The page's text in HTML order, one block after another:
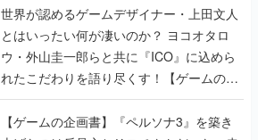
れたこだわりを語り尽くす！【ゲームの企
画書】
【ゲームの企画書】『ペルソナ3』を築き
上げたのは反骨心とリスペクトだった。赤
い企画書のもとに集った“愚連隊”がシリー
ズを生まれ変わらせるまで【橋野桂インタ